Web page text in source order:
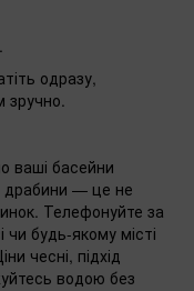
одразу,
зручно.
ваші басейни
драбини — це не
Телефонуйте за
будь-якому місті
чесні, підхід
водою без